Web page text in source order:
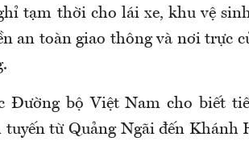
tạm thời cho lái xe, khu vệ
an toàn giao thông và nơi trực
Đường bộ Việt Nam cho biết
từ Quảng Ngãi đến Khánh